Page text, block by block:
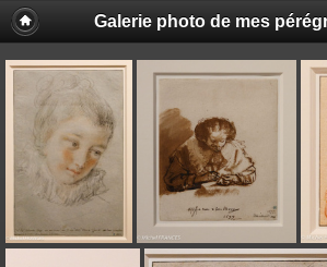
Galerie photo de mes